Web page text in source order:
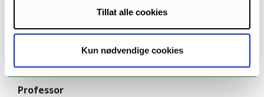
Tillat alle cookies
Kun nødvendige cookies
Fjørtoft, Kjersti
Professor